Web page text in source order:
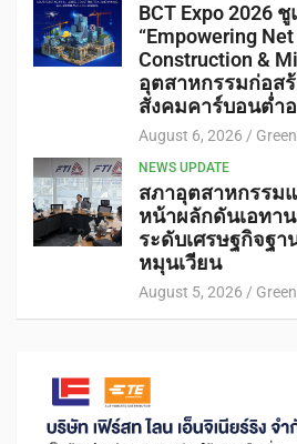
BCT Expo 2026
“Empowering
Construction &
อุตสาหกรรมก่อส
สังคมคาร์บอนต่ำ
August 6, 2026
NEWS UPDATE
สภาอุตสาหกรรม
หน้าผลักดันเอทา
ระดับเศรษฐกิจฐา
หมุนเวียน
August 5, 2026